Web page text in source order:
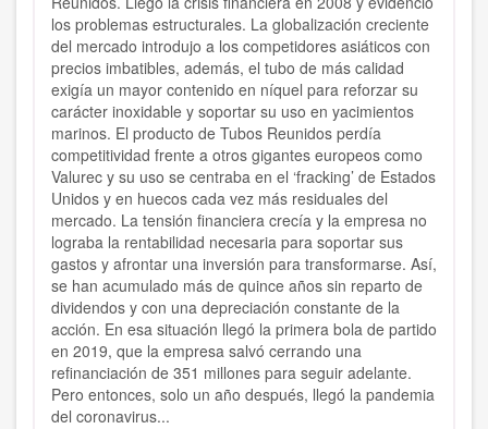
los problemas estructurales. La globalización creciente
del mercado introdujo a los competidores asiáticos con
precios imbatibles, además, el tubo de más calidad
exigía un mayor contenido en níquel para reforzar su
carácter inoxidable y soportar su uso en yacimientos
marinos. El producto de Tubos Reunidos perdía
competitividad frente a otros gigantes europeos como
Valurec y su uso se centraba en el ‘fracking’ de Estados
Unidos y en huecos cada vez más residuales del
mercado. La tensión financiera crecía y la empresa no
lograba la rentabilidad necesaria para soportar sus
gastos y afrontar una inversión para transformarse. Así,
se han acumulado más de quince años sin reparto de
dividendos y con una depreciación constante de la
acción. En esa situación llegó la primera bola de partido
en 2019, que la empresa salvó cerrando una
refinanciación de 351 millones para seguir adelante.
Pero entonces, solo un año después, llegó la pandemia
del coronavirus...